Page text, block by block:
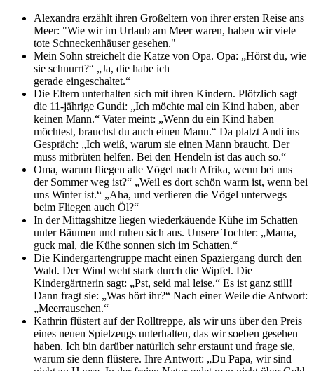
Alexandra erzählt ihren Großeltern von ihrer ersten Reise ans
Meer: "Wie wir im Urlaub am Meer waren, haben wir viele
tote Schneckenhäuser gesehen."
Mein Sohn streichelt die Katze von Opa. Opa: „Hörst du, wie
sie schnurrt?“ „Ja, die habe ich
gerade eingeschaltet.“
Die Eltern unterhalten sich mit ihren Kindern. Plötzlich sagt
die 11-jährige Gundi: „Ich möchte mal ein Kind haben, aber
keinen Mann.“ Vater meint: „Wenn du ein Kind haben
möchtest, brauchst du auch einen Mann.“ Da platzt Andi ins
Gespräch: „Ich weiß, warum sie einen Mann braucht. Der
muss mitbrüten helfen. Bei den Hendeln ist das auch so.“
Oma, warum fliegen alle Vögel nach Afrika, wenn bei uns
der Sommer weg ist?“ „Weil es dort schön warm ist, wenn bei
uns Winter ist.“ „Aha, und verlieren die Vögel unterwegs
beim Fliegen auch Öl?“
In der Mittagshitze liegen wiederkäuende Kühe im Schatten
unter Bäumen und ruhen sich aus. Unsere Tochter: „Mama,
guck mal, die Kühe sonnen sich im Schatten.“
Die Kindergartengruppe macht einen Spaziergang durch den
Wald. Der Wind weht stark durch die Wipfel. Die
Kindergärtnerin sagt: „Pst, seid mal leise.“ Es ist ganz still!
Dann fragt sie: „Was hört ihr?“ Nach einer Weile die Antwort:
„Meerrauschen.“
Kathrin flüstert auf der Rolltreppe, als wir uns über den Preis
eines neuen Spielzeugs unterhalten, das wir soeben gesehen
haben. Ich bin darüber natürlich sehr erstaunt und frage sie,
warum sie denn flüstere. Ihre Antwort: „Du Papa, wir sind